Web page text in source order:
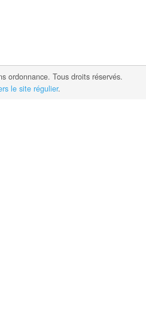
ordonnance. Tous droits réservés.
le site régulier.